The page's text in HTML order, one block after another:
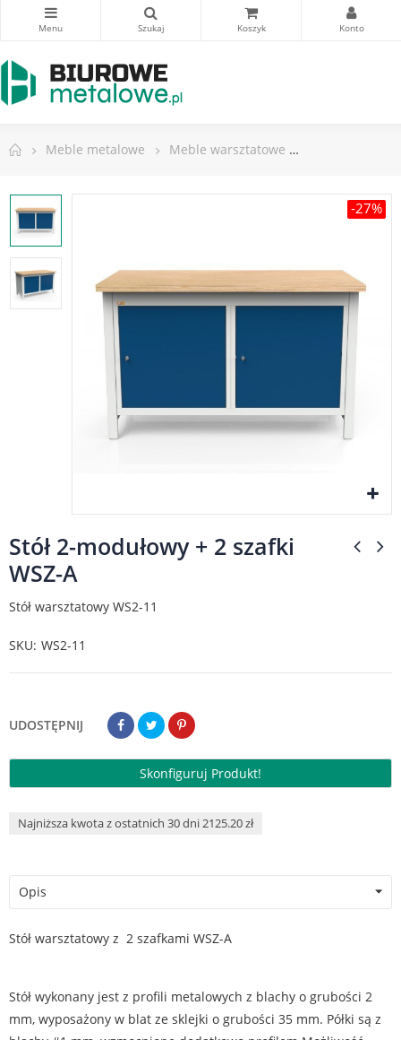
Meble metalowe Meble warsztatowe
-27%
Stół 2-modułowy + 2 szafki
WSZ-A
Stół warsztatowy WS2-11
SKU WS2-11
UDOSTĘPNIJ
Skonfiguruj Produkt!
Najniższa kwota z ostatnich 30 dni 2125.20 zł
Opis
Stół warsztatowy z 2 szafkami WSZ-A
Stół wykonany jest z profili metalowych z blachy o grubości 2
mm, wyposażony w blat ze sklejki o grubości 35 mm. Półki są z